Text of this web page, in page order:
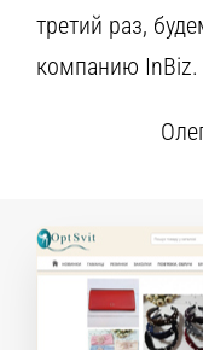
третий раз,
компанию InBiz.